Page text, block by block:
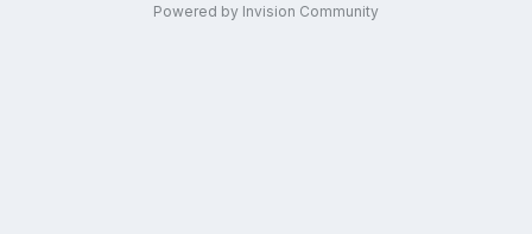
Powered by Invision Community